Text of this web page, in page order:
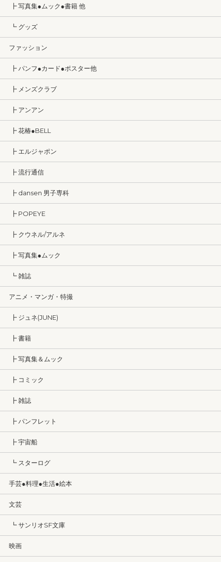
┣ 写真集●ムック●書籍 他
┗ グッズ
ファッション
┣ パンフ●カード●ポスター他
┣ メンズクラブ
┣ アンアン
┣ 花椿●BELL
┣ エルジャポン
┣ 流行通信
┣ dansen 男子専科
┣ POPEYE
┣ クウネル/アルネ
┣ 写真集●ムック
┗ 雑誌
アニメ・マンガ・特撮
┣ ジュネ(JUNE)
┣ 書籍
┣ 写真集＆ムック
┣ コミック
┣ 雑誌
┣ パンフレット
┣ 宇宙船
┗ スターログ
手芸●料理●生活●絵本
文芸
┗ サンリオSF文庫
映画